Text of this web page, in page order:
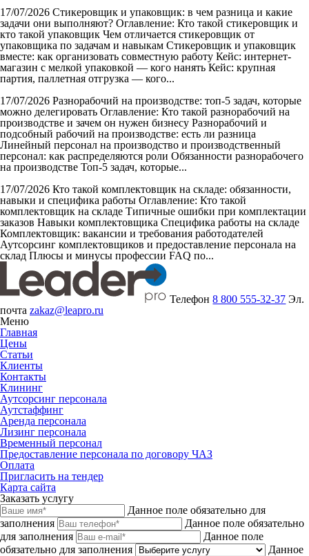
17/07/2026 Стикеровщик и упаковщик: в чем разница и какие
задачи они выполняют? Оглавление: Кто такой стикеровщик и
кто такой упаковщик Чем отличается стикеровщик от
упаковщика по задачам и навыкам Стикеровщик и упаковщик
вместе: как организовать совместную работу Кейс: интернет-
магазин с мелкой упаковкой — кого нанять Кейс: крупная
партия, паллетная отгрузка — кого...
17/07/2026 Разнорабочий на производстве: топ-5 задач, которые
можно делегировать Оглавление: Кто такой разнорабочий на
производстве и зачем он нужен бизнесу Разнорабочий и
подсобный рабочий на производстве: есть ли разница
Линейный персонал на производство и производственный
персонал: как распределяются роли Обязанности разнорабочего
на производстве Топ-5 задач, которые...
17/07/2026 Кто такой комплектовщик на складе: обязанности,
навыки и специфика работы Оглавление: Кто такой
комплектовщик на складе Типичные ошибки при комплектации
заказов Навыки комплектовщика Специфика работы на складе
Комплектовщик: вакансии и требования работодателей
Аутсорсинг комплектовщиков и предоставление персонала на
склад Плюсы и минусы профессии FAQ по...
Телефон8 800 555-32-37 Эл.
почта zakaz@leapro.ru
Меню
Главная
Цены
Статьи
Клиенты
Контакты
Клининг
Аутсорсинг персонала
Аутстаффинг
Аренда персонала
Лизинг персонала
Временный персонал
Предоставление персонала по договору ЧАЗ
Оплата
Пригласить на тендер
Карта сайта
Заказать услугу
Данное поле обязательно для
заполнения
Данное поле обязательно
для заполнения
Данное поле
обязательно для заполнения
Данное